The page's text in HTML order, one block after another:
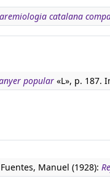
catalana
popular «L», p. 187.
Manuel (1928):